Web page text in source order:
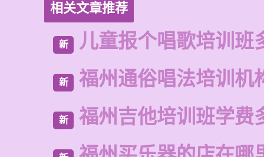
相关文章推荐
新 儿童报个唱歌培训班
新 福州通俗唱法培训机
新 福州吉他培训班学费